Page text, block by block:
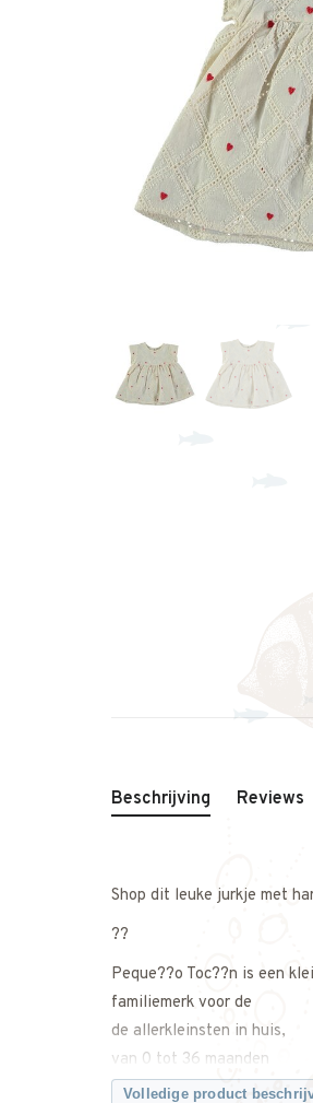
Beschrijving Reviews
Shop dit leuke jurkje met
??
Peque??o Toc??n is een
familiemerk voor de
de allerkleinsten in huis,
van 0 tot 36 maanden
Volledige product